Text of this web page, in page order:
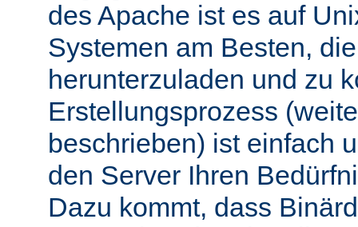
des Apache ist es auf
Systemen am Besten,
herunterzuladen und zu
Erstellungsprozess
beschrieben) ist einfach
den Server Ihren
Dazu kommt, dass